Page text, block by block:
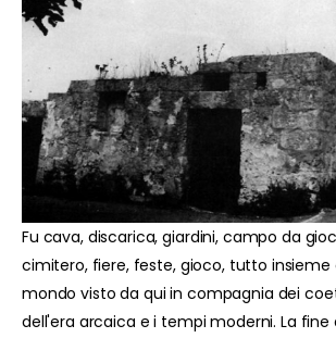
Fu cava, discarica, giardini, campo da
cimitero, fiere, feste, gioco, tutto insieme
mondo visto da qui in compagnia dei
dell'era arcaica e i tempi moderni. La fine